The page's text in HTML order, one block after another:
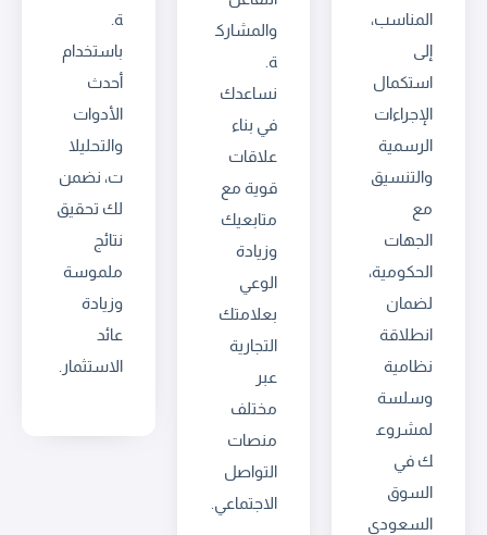
المناسب،
إلى
استكمال
الإجراءات
الرسمية
والتنسيق
مع
الجهات
الحكومية،
لضمان
انطلاقة
نظامية
وسلسة
لمشروع
ك في
السوق
السعودي
والمشارك
ة.
نساعدك
في بناء
علاقات
قوية مع
متابعيك
وزيادة
الوعي
بعلامتك
التجارية
عبر
مختلف
منصات
التواصل
الاجتماعي.
ة.
باستخدام
أحدث
الأدوات
والتحليلا
ت، نضمن
لك تحقيق
نتائج
ملموسة
وزيادة
عائد
الاستثمار.